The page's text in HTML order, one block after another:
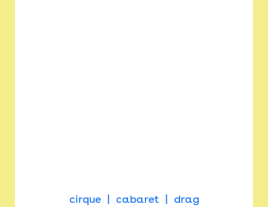
cirque cabaret drag